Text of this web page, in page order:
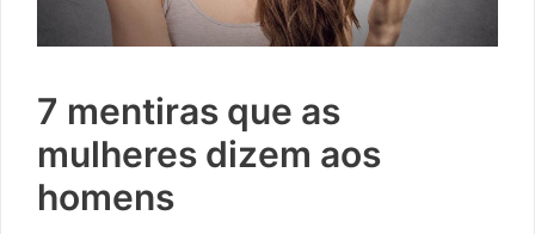
7 mentiras que as
mulheres dizem aos
homens